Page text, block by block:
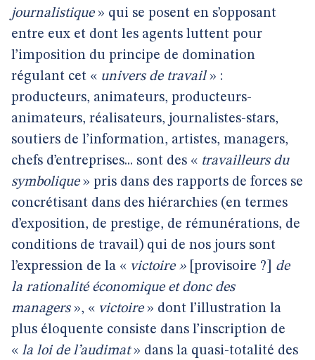
journalistique» qui se posent en s’opposant
entre eux et dont les agents luttent pour
l’imposition du principe de domination
régulant cet « univers de travail» :
producteurs, animateurs, producteurs-
animateurs, réalisateurs, journalistes-stars,
soutiers de l’information, artistes, managers,
chefs d’entreprises... sont des « travailleurs du
symbolique» pris dans des rapports de forces se
concrétisant dans des hiérarchies (en termes
d’exposition, de prestige, de rémunérations, de
conditions de travail) qui de nos jours sont
l’expression de la « victoire » [provisoire ?]
de
la rationalité économique et donc des
managers», « victoire» dont l’illustration la
plus éloquente consiste dans l’inscription de
« la loi de l’audimat» dans la quasi-totalité des